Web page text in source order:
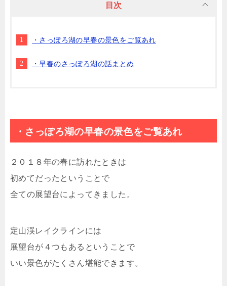
目次
・さっぽろ湖の早春の景色をご覧あれ
・早春のさっぽろ湖の話まとめ
・さっぽろ湖の早春の景色をご覧あれ
２０１８年の春に訪れたときは
初めてだったということで
全ての展望台によってきました。
定山渓レイクラインには
展望台が４つもあるということで
いい景色がたくさん堪能できます。